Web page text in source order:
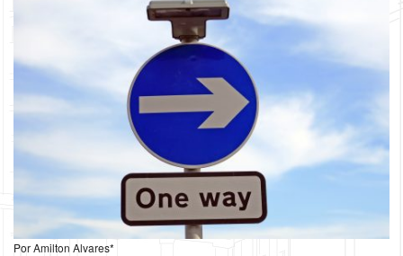
Por Amilton Alvares*